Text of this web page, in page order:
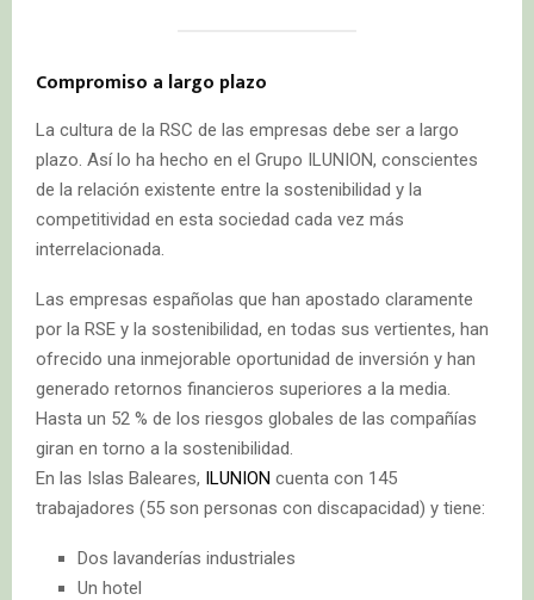
Compromiso a largo plazo
La cultura de la RSC de las empresas debe ser a largo
plazo. Así lo ha hecho en el Grupo ILUNION, conscientes
de la relación existente entre la sostenibilidad y la
competitividad en esta sociedad cada vez más
interrelacionada.
Las empresas españolas que han apostado claramente
por la RSE y la sostenibilidad, en todas sus vertientes, han
ofrecido una inmejorable oportunidad de inversión y han
generado retornos financieros superiores a la media.
Hasta un 52 % de los riesgos globales de las compañías
giran en torno a la sostenibilidad.
En las Islas Baleares, ILUNION cuenta con 145
trabajadores (55 son personas con discapacidad) y tiene:
Dos lavanderías industriales
Un hotel